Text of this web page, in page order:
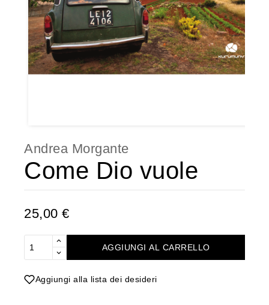
Andrea Morgante
Come Dio vuole
25,00 €
AGGIUNGI AL CARRELLO
Aggiungi alla lista dei desideri